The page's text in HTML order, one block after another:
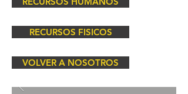
RECURSOS FISICOS
VOLVER A NOSOTROS